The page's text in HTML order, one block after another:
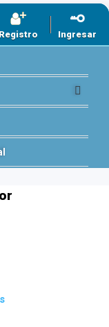
Registro Ingresar